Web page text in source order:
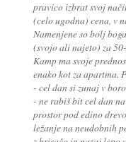
pravico izbrat svoj
(celo ugodna) cena, v
Namenjene so bolj
(svojo ali najeto) za
Kamp ma svoje
enako kot za apartma.
- cel dan si zunaj v
- ne rabiš bit cel dan
prostor pod edino
ležanje na neudobnih